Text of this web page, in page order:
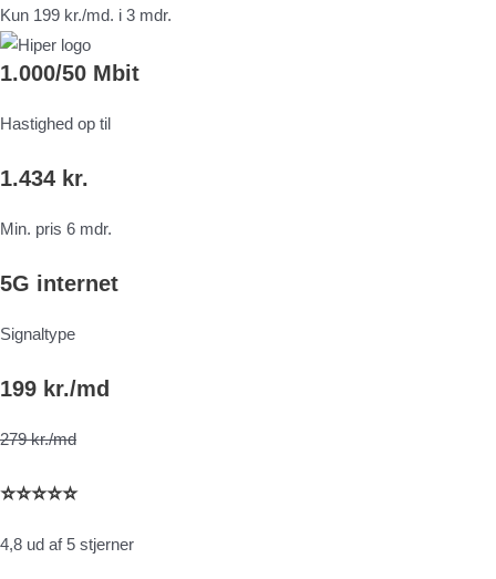
Kun 199 kr./md. i 3 mdr.
1.000/50 Mbit
Hastighed op til
1.434 kr.
Min. pris 6 mdr.
5G internet
Signaltype
199 kr./md
279 kr./md
⭐⭐⭐⭐⭐
4,8 ud af 5 stjerner